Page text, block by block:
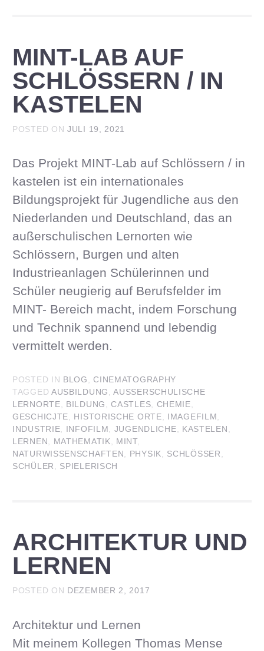
MINT-LAB AUF
SCHLÖSSERN / IN
KASTELEN
POSTED ONJULI 19, 2021
Das Projekt MINT-Lab auf Schlössern / in
kastelen ist ein internationales
Bildungsprojekt für Jugendliche aus den
Niederlanden und Deutschland, das an
außerschulischen Lernorten wie
Schlössern, Burgen und alten
Industrieanlagen Schülerinnen und
Schüler neugierig auf Berufsfelder im
MINT- Bereich macht, indem Forschung
und Technik spannend und lebendig
vermittelt werden.
POSTED IN BLOG ,CINEMATOGRAPHY
TAGGED AUSBILDUNG ,AUSSERSCHULISCHE L
ERNORTE
BILDUNG ,CASTLES CHEMIE
GESCHICJTE
HISTORISCHE ORTE IMAGEFILM
INDUSTRIE
INFOFILM JUGENDLICHE KASTELEN
LERNEN
MATHEMATIK MINT,
NATURWISSENSCHAFTEN
PHYSIK SCHLÖSSER
SCHÜLER
SPIELERISCH
ARCHITEKTUR UND
LERNEN
POSTED ON DEZEMBER 2, 2017
Architektur und Lernen
Mit meinem Kollegen Thomas Mense